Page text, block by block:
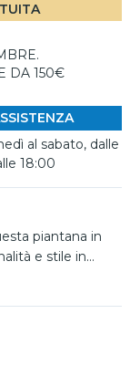
DA 150€
al sabato, dalle
18:00
piantana in
e stile in
alluminio con
per creare
ambienti
facilmente